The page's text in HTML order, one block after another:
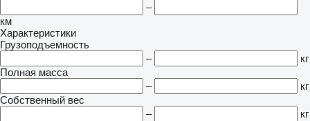
–
км
Характеристики
Грузоподъемность
–
кг
Полная масса
–
кг
Собственный вес
–
кг